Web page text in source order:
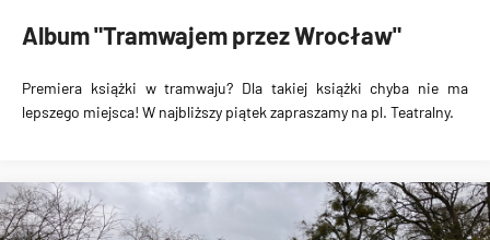
Album "Tramwajem przez Wrocław"
Premiera książki w tramwaju? Dla takiej książki chyba nie ma
lepszego miejsca! W najbliższy piątek zapraszamy na pl. Teatralny.